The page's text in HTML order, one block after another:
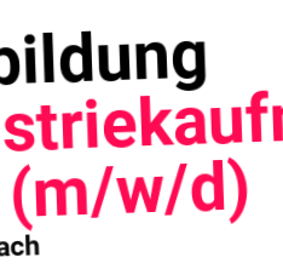
w/d)